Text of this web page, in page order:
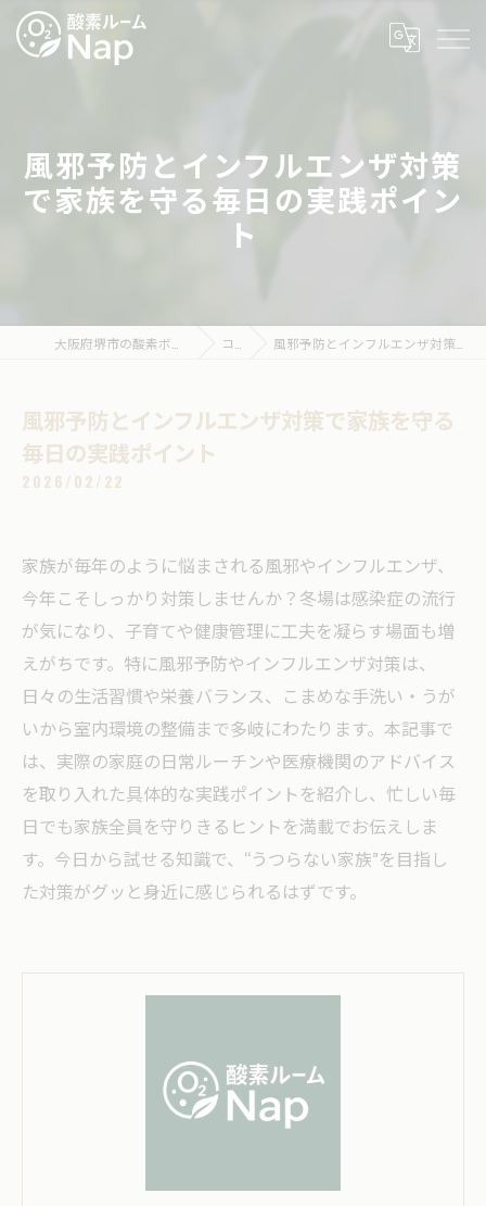
風邪予防とインフルエンザ対策
で家族を守る毎日の実践ポイン
ト
コラム 風邪予防とインフルエンザ対策で家族を守る毎日の実践ポイント
風邪予防とインフルエンザ対策で家族を守る
毎日の実践ポイント
2026/02/22
家族が毎年のように悩まされる風邪やインフルエンザ、
今年こそしっかり対策しませんか？冬場は感染症の流行
が気になり、子育てや健康管理に工夫を凝らす場面も増
えがちです。特に風邪予防やインフルエンザ対策は、
日々の生活習慣や栄養バランス、こまめな手洗い・うが
いから室内環境の整備まで多岐にわたります。本記事で
は、実際の家庭の日常ルーチンや医療機関のアドバイス
を取り入れた具体的な実践ポイントを紹介し、忙しい毎
日でも家族全員を守りきるヒントを満載でお伝えしま
す。今日から試せる知識で、“うつらない家族”を目指し
た対策がグッと身近に感じられるはずです。